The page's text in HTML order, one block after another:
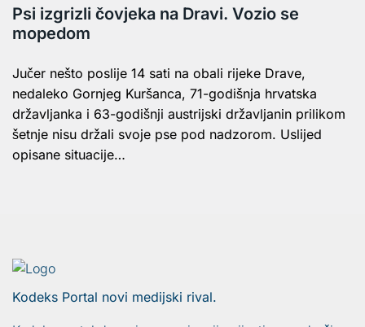
Psi izgrizli čovjeka na Dravi. Vozio se
mopedom
Jučer nešto poslije 14 sati na obali rijeke Drave,
nedaleko Gornjeg Kuršanca, 71-godišnja hrvatska
državljanka i 63-godišnji austrijski državljanin prilikom
šetnje nisu držali svoje pse pod nadzorom. Uslijed
opisane situacije…
Kodeks Portal novi medijski rival.